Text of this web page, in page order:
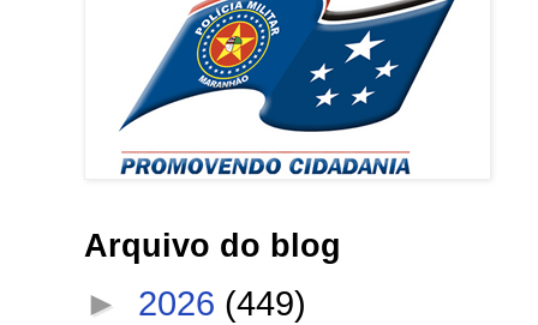
Arquivo do blog
► 2026 (449)